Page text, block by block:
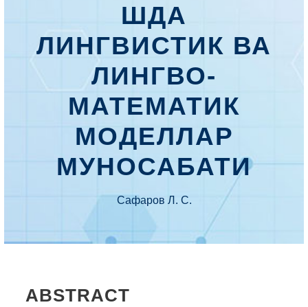
ШДА
ЛИНГВИСТИК ВА
ЛИНГВО-
МАТЕМАТИК
МОДЕЛЛАР
МУНОСАБАТИ
Сафаров Л. С.
ABSTRACT